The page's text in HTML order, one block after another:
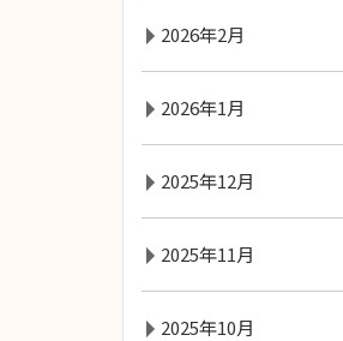
2026年2月
2026年1月
2025年12月
2025年11月
2025年10月